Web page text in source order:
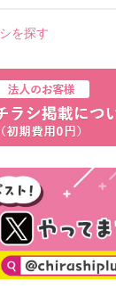
を探す